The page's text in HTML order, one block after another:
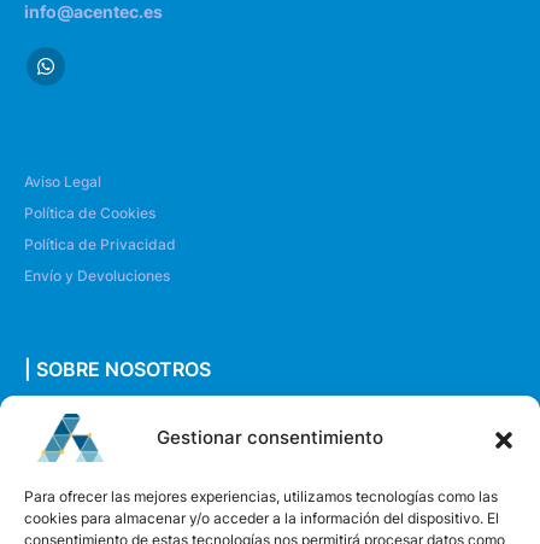
Gestionar consentimiento
Para ofrecer las mejores experiencias, utilizamos tecnologías como las
cookies para almacenar y/o acceder a la información del dispositivo. El
consentimiento de estas tecnologías nos permitirá procesar datos como
info@acentec.es
Aviso Legal
Política de Cookies
Política de Privacidad
Envío y Devoluciones
| SOBRE NOSOTROS
Quiénes somos
Envíanos un mensaje